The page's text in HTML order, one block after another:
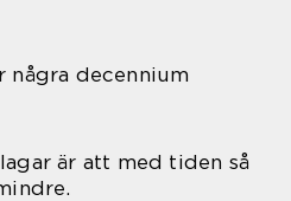
några decennium
är att med tiden så